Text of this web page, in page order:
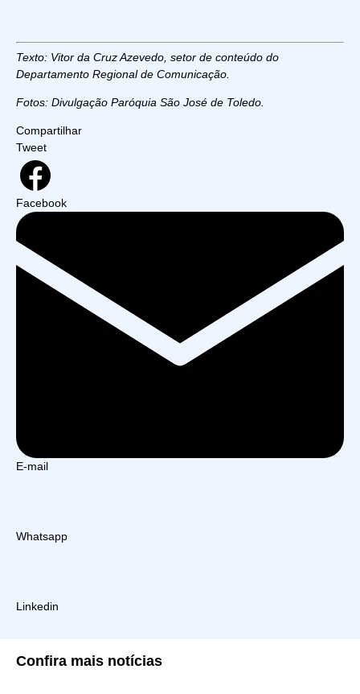
Texto: Vitor da Cruz Azevedo, setor de conteúdo do
Departamento Regional de Comunicação.
Fotos: Divulgação Paróquia São José de Toledo.
Compartilhar
Tweet
Facebook
E-mail
Whatsapp
Linkedin
Confira mais notícias